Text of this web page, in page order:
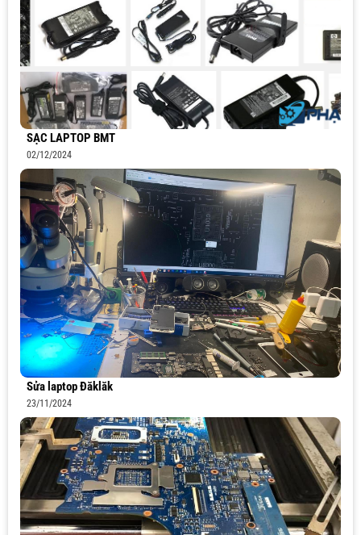
SẠC LAPTOP BMT
02/12/2024
Sửa laptop Đăklăk
23/11/2024